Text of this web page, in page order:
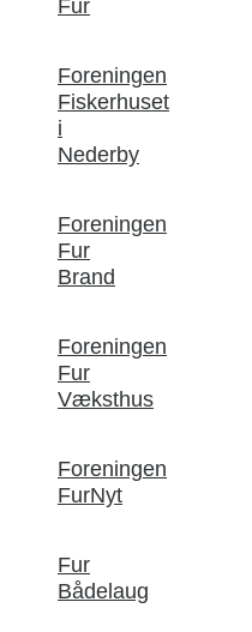
Fur
Foreningen
Fiskerhuset
i
Nederby
Foreningen
Fur
Brand
Foreningen
Fur
Væksthus
Foreningen
FurNyt
Fur
Bådelaug